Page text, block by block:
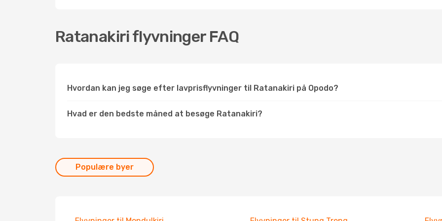
Ratanakiri flyvninger FAQ
Hvordan kan jeg søge efter lavprisflyvninger til Ratanakiri på Opodo?
Hvad er den bedste måned at besøge Ratanakiri?
Populære byer